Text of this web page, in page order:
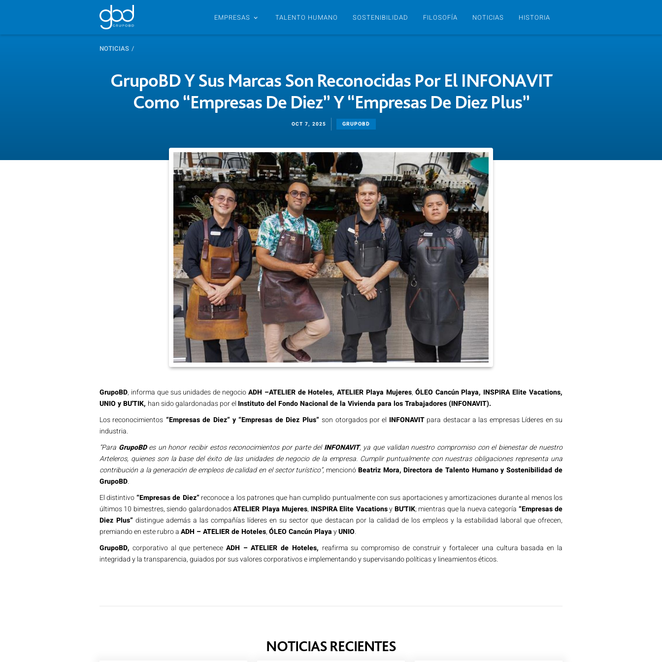
EMPRESAS TALENTO HUMANO SOSTENIBILIDAD FILOSOFÍA NOTICIAS HISTORIA
NOTICIAS /
GrupoBD Y Sus Marcas Son Reconocidas Por El INFONAVIT
Como “Empresas De Diez” Y “Empresas De Diez Plus”
OCT 7, 2025 GRUPOBD
GrupoBD, informa que sus unidades de negocioADH –ATELIER de Hoteles, ATELIER Playa Mujeres, ÓLEO Cancún Playa, INSPIRA Elite Vacations,
UNIO y BU'TIK, han sido galardonadas por el Instituto del Fondo Nacional de la Vivienda para los Trabajadores (INFONAVIT).
Los reconocimientos “Empresas de Diez” y “Empresas de Diez Plus”son otorgados por el INFONAVITpara destacar a las empresas Líderes en su
industria.
“Para GrupoBDes un honor recibir estos reconocimientos por parte delINFONAVIT, ya que validan nuestro compromiso con el bienestar de nuestro
Arteleros, quienes son la base del éxito de las unidades de negocio de la empresa. Cumplir puntualmente con nuestras obligaciones representa una
contribución a la generación de empleos de calidad en el sector turístico”, mencionóBeatriz Mora, Directora de Talento Humano y Sostenibilidad de
GrupoBD.
El distintivo“Empresas de Diez”reconoce a los patrones que han cumplido puntualmente con sus aportaciones y amortizaciones durante al menos los
últimos 10 bimestres, siendo galardonadosATELIER Playa Mujeres, INSPIRA Elite VacationsyBU'TIK; mientras que la nueva categoría “Empresas de
Diez Plus” distingue además a las compañías líderes en su sector que destacan por la calidad de los empleos y la estabilidad laboral que ofrecen,
premiando en este rubro aADH – ATELIER de Hoteles,ÓLEO Cancún PlayayUNIO.
GrupoBD, corporativo al que pertenece ADH – ATELIER de Hoteles, reafirma su compromiso de construir y fortalecer una cultura basada en la
integridad y la transparencia, guiados por sus valores corporativos e implementando y supervisando políticas y lineamientos éticos.
NOTICIAS RECIENTES